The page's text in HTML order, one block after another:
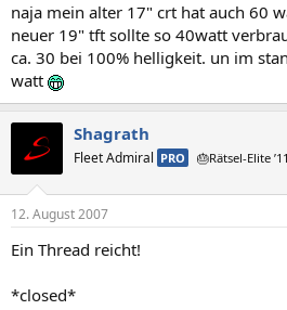
naja mein alter 17" crt hat auch 60
neuer 19" tft sollte so 40watt
ca. 30 bei 100% helligkeit. un im
watt
Shagrath
Fleet Admiral PRO 🎂Rätsel-Elite ’11
12. August 2007
Ein Thread reicht!
*closed*